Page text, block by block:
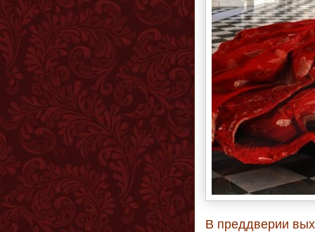
В преддверии